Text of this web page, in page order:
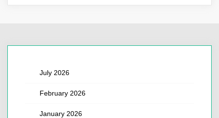
July 2026
February 2026
January 2026